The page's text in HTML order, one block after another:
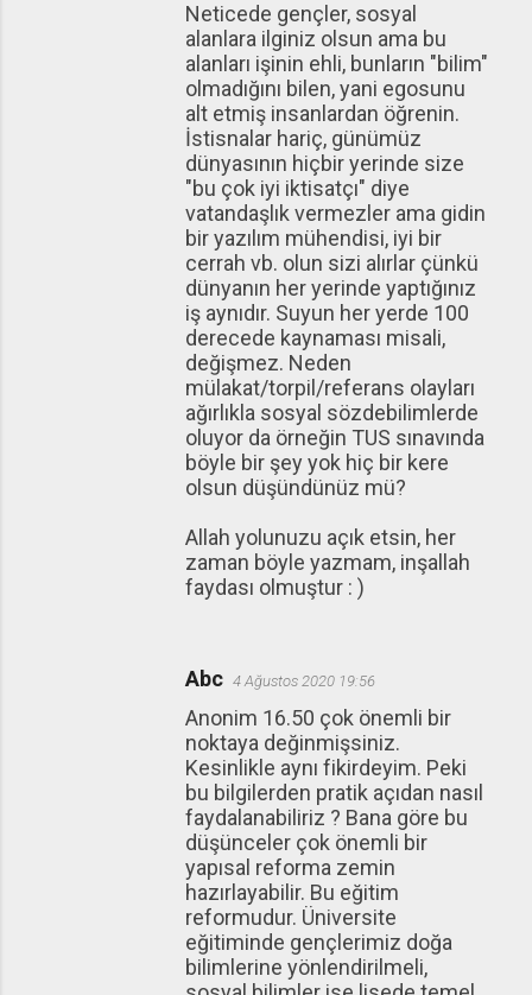
Neticede gençler, sosyal
alanlara ilginiz olsun ama bu
alanları işinin ehli, bunların "bilim"
olmadığını bilen, yani egosunu
alt etmiş insanlardan öğrenin.
İstisnalar hariç, günümüz
dünyasının hiçbir yerinde size
"bu çok iyi iktisatçı" diye
vatandaşlık vermezler ama gidin
bir yazılım mühendisi, iyi bir
cerrah vb. olun sizi alırlar çünkü
dünyanın her yerinde yaptığınız
iş aynıdır. Suyun her yerde 100
derecede kaynaması misali,
değişmez. Neden
mülakat/torpil/referans olayları
ağırlıkla sosyal sözdebilimlerde
oluyor da örneğin TUS sınavında
böyle bir şey yok hiç bir kere
olsun düşündünüz mü?
Allah yolunuzu açık etsin, her
zaman böyle yazmam, inşallah
faydası olmuştur : )
Abc 4 Ağustos 2020 19:56
Anonim 16.50 çok önemli bir
noktaya değinmişsiniz.
Kesinlikle aynı fikirdeyim. Peki
bu bilgilerden pratik açıdan nasıl
faydalanabiliriz ? Bana göre bu
düşünceler çok önemli bir
yapısal reforma zemin
hazırlayabilir. Bu eğitim
reformudur. Üniversite
eğitiminde gençlerimiz doğa
bilimlerine yönlendirilmeli,